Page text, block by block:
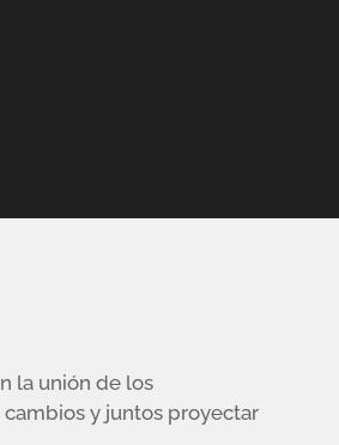
la unión de los
y juntos proyectar